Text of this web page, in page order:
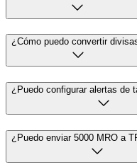
¿Cómo puedo convertir
¿Puedo configurar alertas de
¿Puedo enviar 5000 MRO a